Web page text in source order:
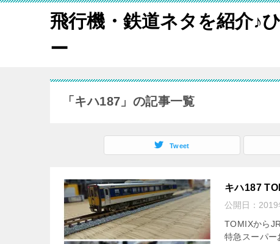
飛行機・鉄道ネタを紹介♪
ー
「キハ187」の記事一覧
Tweet
キハ187
公開日： 2019
TOMIXから
特急スーパー